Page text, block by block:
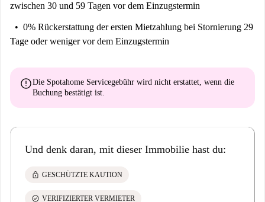
zwischen 30 und 59 Tagen vor dem Einzugstermin
0% Rückerstattung der ersten Mietzahlung bei Stornierung 29
Tage oder weniger vor dem Einzugstermin
errorDie Spotahome Servicegebühr wird nicht erstattet, wenn die
Buchung bestätigt ist.
Und denk daran, mit dieser Immobilie hast du:
lock GESCHÜTZTE KAUTION
check_circle VERIFIZIERTER VERMIETER